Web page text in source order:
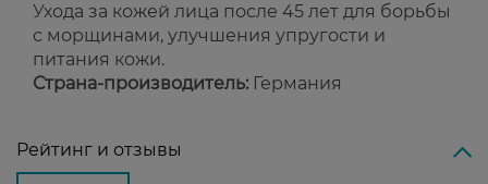
Ухода за кожей лица после 45 лет для борьбы
с морщинами, улучшения упругости и
питания кожи.
Страна-производитель: Германия
Рейтинг и отзывы